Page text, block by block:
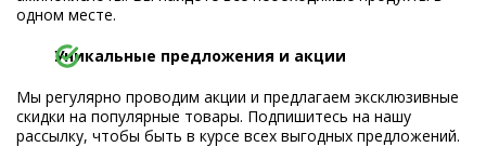
одном месте.
Уникальные предложения и акции
Мы регулярно проводим акции и предлагаем эксклюзивные
скидки на популярные товары. Подпишитесь на нашу
рассылку, чтобы быть в курсе всех выгодных предложений.